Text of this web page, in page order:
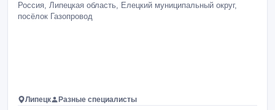
Россия, Липецкая область, Елецкий муниципальный округ,
посёлок Газопровод
Липецк Разные специалисты